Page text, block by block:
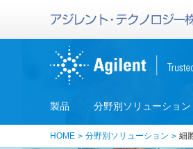
製品 分野別ソリューション
HOME 分野別ソリューション 細